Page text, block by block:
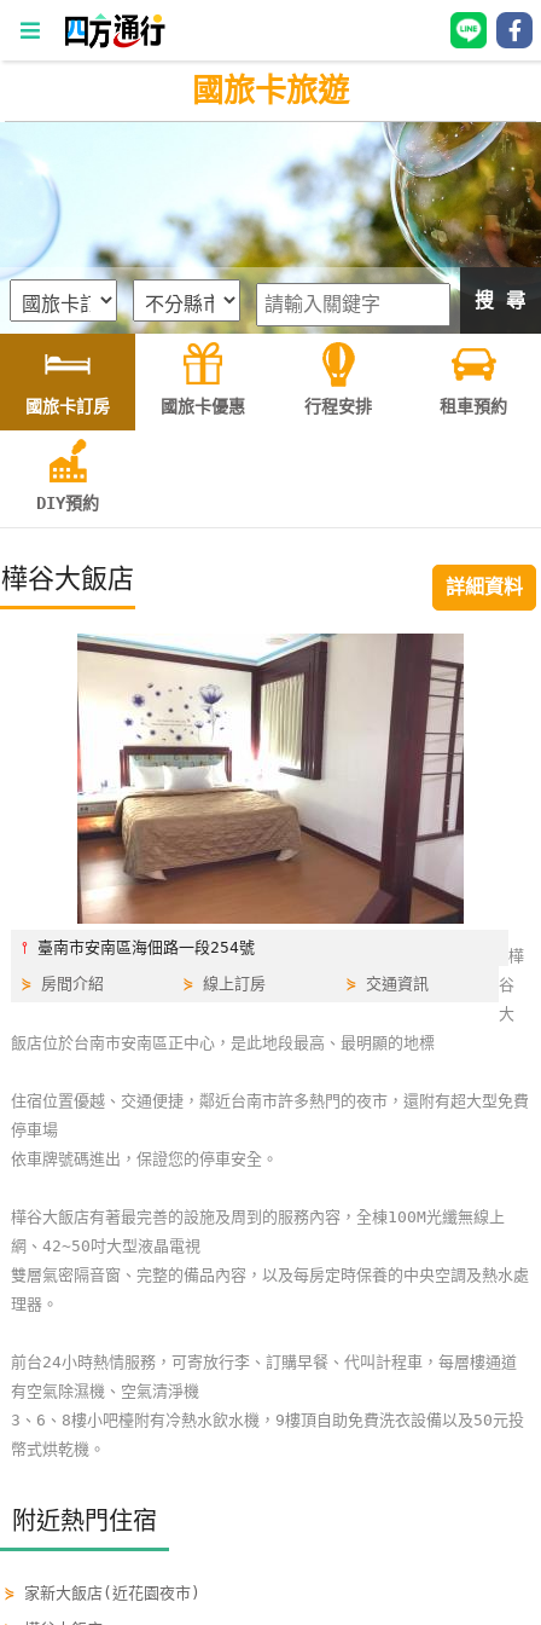
四
通
房
灣
訂
房
直接跟飯店訂房HOT
特
紅
你
玩
樂
地
顧
客
服
顧
客
意
度
國旅卡旅遊
搜 尋
國旅卡訂房 國旅卡優惠 行程安排 租車預約
DIY預約
樺谷大飯店 詳細資料
⫯臺南市安南區海佃路一段254號
⋟ 房間介紹 ⋟線上訂房 ⋟ 交通資訊
樺
谷
大
飯店位於台南市安南區正中心，是此地段最高、最明顯的地標
住宿位置優越、交通便捷，鄰近台南市許多熱門的夜市，還附有超大型免費
停車場
依車牌號碼進出，保證您的停車安全。
樺谷大飯店有著最完善的設施及周到的服務內容，全棟100M光纖無線上
網、42~50吋大型液晶電視
雙層氣密隔音窗、完整的備品內容，以及每房定時保養的中央空調及熱水處
理器。
前台24小時熱情服務，可寄放行李、訂購早餐、代叫計程車，每層樓通道
有空氣除濕機、空氣清淨機
3、6、8樓小吧檯附有冷熱水飲水機，9樓頂自助免費洗衣設備以及50元投
幣式烘乾機。
附近熱門住宿
⋟ 家新大飯店(近花園夜市)